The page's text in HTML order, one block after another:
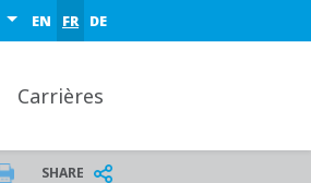
Select a region or country
EN FR DE
Carrières
SHARE